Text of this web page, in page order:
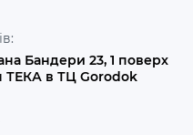
Бандери 23, 1 поверх
ТЕКА в ТЦ Gorodok